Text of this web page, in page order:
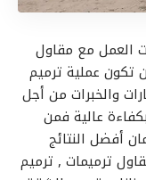
العمل مع مقاول
تكون عملية ترميم
والخبرات من أجل
عالية فمن
أفضل النتائج
ترميمات , ترميم